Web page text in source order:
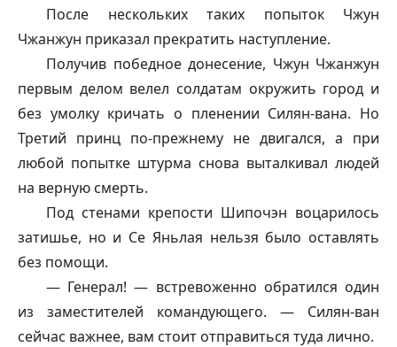
После нескольких таких попыток Чжун
Чжанжун приказал прекратить наступление.
Получив победное донесение, Чжун Чжанжун
первым делом велел солдатам окружить город и
без умолку кричать о пленении Силян-вана. Но
Третий принц по-прежнему не двигался, а при
любой попытке штурма снова выталкивал людей
на верную смерть.
Под стенами крепости Шипочэн воцарилось
затишье, но и Се Яньлая нельзя было оставлять
без помощи.
— Генерал! — встревоженно обратился один
из заместителей командующего. — Силян-ван
сейчас важнее, вам стоит отправиться туда лично.